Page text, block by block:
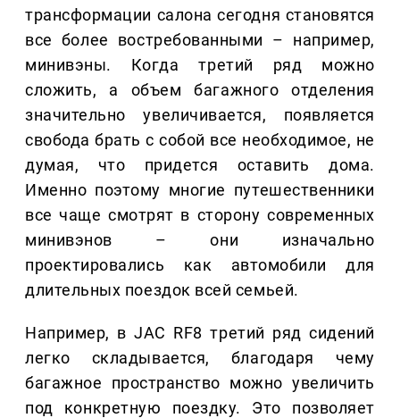
трансформации салона сегодня становятся
все более востребованными – например,
минивэны. Когда третий ряд можно
сложить, а объем багажного отделения
значительно увеличивается, появляется
свобода брать с собой все необходимое, не
думая, что придется оставить дома.
Именно поэтому многие путешественники
все чаще смотрят в сторону современных
минивэнов – они изначально
проектировались как автомобили для
длительных поездок всей семьей.
Например, в JAC RF8 третий ряд сидений
легко складывается, благодаря чему
багажное пространство можно увеличить
под конкретную поездку. Это позволяет